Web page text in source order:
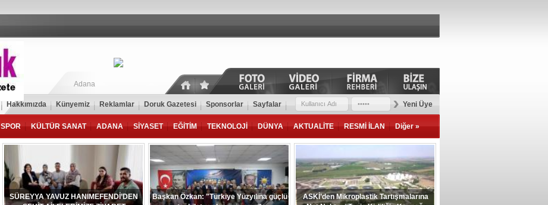
Adana
Hakkımızda Künyemiz Reklamlar Doruk Gazetesi Sponsorlar Sayfalar Yeni Üye
SPOR KÜLTÜR SANAT ADANA SİYASET EĞİTİM TEKNOLOJİ DÜNYA AKTUALİTE RESMİ İLAN Diğer »
SÜREYYA YAVUZ HANIMEFENDİ’DEN
Başkan Özkan: "Türkiye Yüzyılına güçlü
ASKİ’den Mikroplastik Tartışmalarına